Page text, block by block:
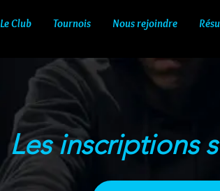
Le Club Tournois Nous rejoindre
Les inscriptions